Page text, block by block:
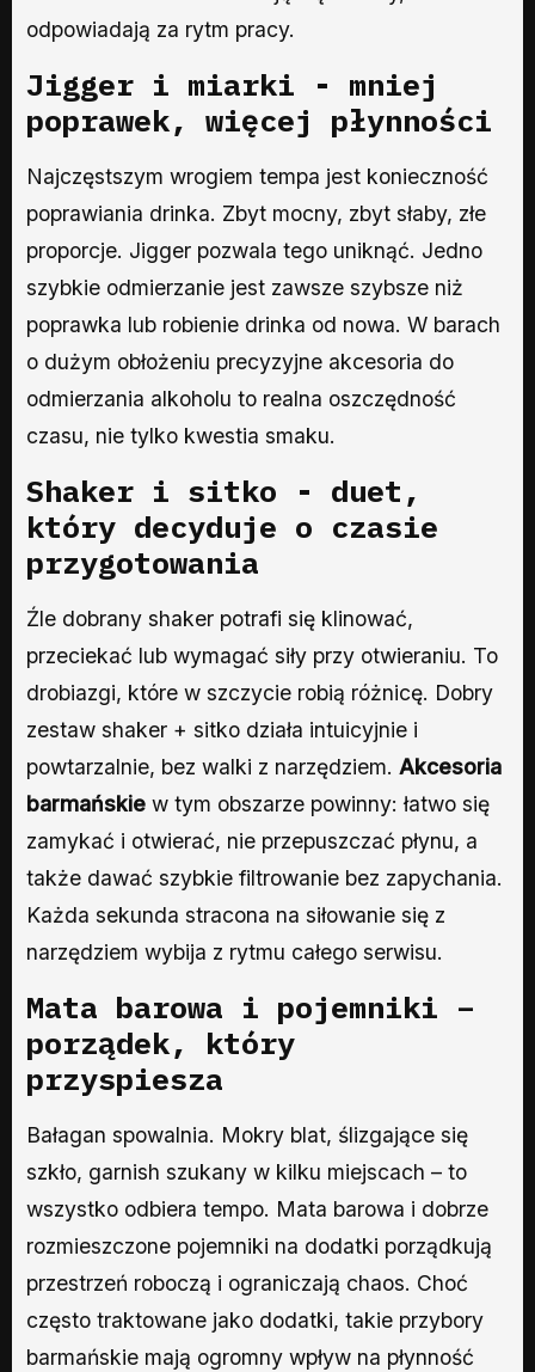
odpowiadają za rytm pracy.
Jigger i miarki - mniej
poprawek, więcej płynności
Najczęstszym wrogiem tempa jest konieczność
poprawiania drinka. Zbyt mocny, zbyt słaby, złe
proporcje. Jigger pozwala tego uniknąć. Jedno
szybkie odmierzanie jest zawsze szybsze niż
poprawka lub robienie drinka od nowa. W barach
o dużym obłożeniu precyzyjne akcesoria do
odmierzania alkoholu to realna oszczędność
czasu, nie tylko kwestia smaku.
Shaker i sitko - duet,
który decyduje o czasie
przygotowania
Źle dobrany shaker potrafi się klinować,
przeciekać lub wymagać siły przy otwieraniu. To
drobiazgi, które w szczycie robią różnicę. Dobry
zestaw shaker + sitko działa intuicyjnie i
powtarzalnie, bez walki z narzędziem. Akcesoria
barmańskie w tym obszarze powinny: łatwo się
zamykać i otwierać, nie przepuszczać płynu, a
także dawać szybkie filtrowanie bez zapychania.
Każda sekunda stracona na siłowanie się z
narzędziem wybija z rytmu całego serwisu.
Mata barowa i pojemniki –
porządek, który
przyspiesza
Bałagan spowalnia. Mokry blat, ślizgające się
szkło, garnish szukany w kilku miejscach – to
wszystko odbiera tempo. Mata barowa i dobrze
rozmieszczone pojemniki na dodatki porządkują
przestrzeń roboczą i ograniczają chaos. Choć
często traktowane jako dodatki, takie przybory
barmańskie mają ogromny wpływ na płynność